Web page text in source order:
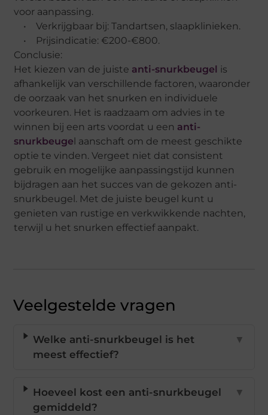
voor aanpassing.
• Verkrijgbaar bij: Tandartsen, slaapklinieken.
• Prijsindicatie: €200-€800.
Conclusie:
Het kiezen van de juiste anti-snurkbeugel
is
afhankelijk van verschillende factoren, waaronder
de oorzaak van het snurken en individuele
voorkeuren. Het is raadzaam om advies in te
winnen bij een arts voordat u een anti-
snurkbeuge l aanschaft om de meest geschikte
optie te vinden. Vergeet niet dat consistent
gebruik en mogelijke aanpassingstijd kunnen
bijdragen aan het succes van de gekozen anti-
snurkbeugel. Met de juiste beugel kunt u
genieten van rustige en verkwikkende nachten,
terwijl u het snurken effectief aanpakt.
Veelgestelde vragen
Welke anti-snurkbeugel is het
meest effectief?
▼
Hoeveel kost een anti-snurkbeugel
gemiddeld?
▼